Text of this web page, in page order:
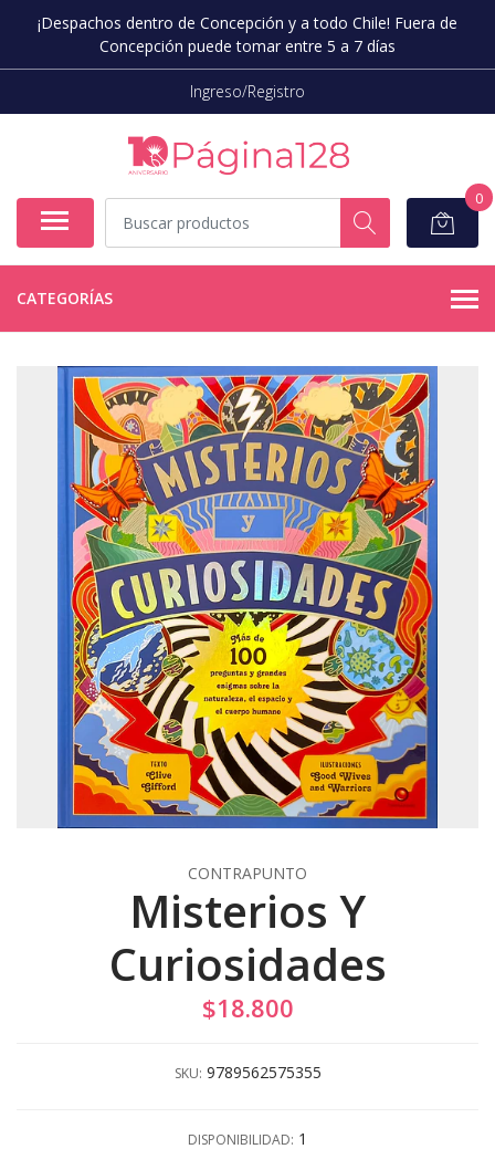
¡Despachos dentro de Concepción y a todo Chile! Fuera de
Concepción puede tomar entre 5 a 7 días
Ingreso/Registro
0
CATEGORÍAS
CONTRAPUNTO
Misterios Y
Curiosidades
$18.800
SKU: 9789562575355
DISPONIBILIDAD: 1